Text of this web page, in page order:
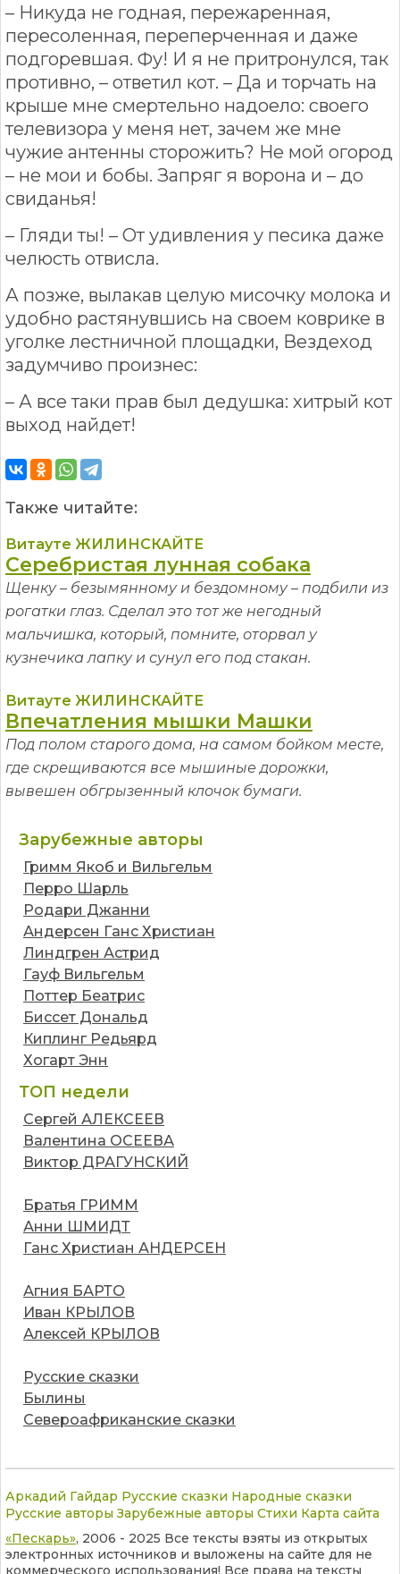
– Никуда не годная, пережаренная,
пересоленная, переперченная и даже
подгоревшая. Фу! И я не притронулся, так
противно, – ответил кот. – Да и торчать на
крыше мне смертельно надоело: своего
телевизора у меня нет, зачем же мне
чужие антенны сторожить? Не мой огород
– не мои и бобы. Запряг я ворона и – до
свиданья!
– Гляди ты! – От удивления у песика даже
челюсть отвисла.
А позже, вылакав целую мисочку молока и
удобно растянувшись на своем коврике в
уголке лестничной площадки, Вездеход
задумчиво произнес:
– А все таки прав был дедушка: хитрый кот
выход найдет!
Также читайте:
Витауте ЖИЛИНСКАЙТЕ
Серебристая лунная собака
Щенку – безымянному и бездомному – подбили из
рогатки глаз. Сделал это тот же негодный
мальчишка, который, помните, оторвал у
кузнечика лапку и сунул его под стакан.
Витауте ЖИЛИНСКАЙТЕ
Впечатления мышки Машки
Под полом старого дома, на самом бойком месте,
где скрещиваются все мышиные дорожки,
вывешен обгрызенный клочок бумаги.
Зарубежные авторы
Гримм Якоб и Вильгельм
Перро Шарль
Родари Джанни
Андерсен Ганс Христиан
Линдгрен Астрид
Гауф Вильгельм
Поттер Беатрис
Биссет Дональд
Киплинг Редьярд
Хогарт Энн
ТОП недели
Сергей АЛЕКСЕЕВ
Валентина ОСЕЕВА
Виктор ДРАГУНСКИЙ
Братья ГРИММ
Анни ШМИДТ
Ганс Христиан АНДЕРСЕН
Агния БАРТО
Иван КРЫЛОВ
Алексей КРЫЛОВ
Русские сказки
Былины
Североафриканские сказки
Аркадий Гайдар Русские сказки Народные сказки
Русские авторы Зарубежные авторы Стихи Карта сайта
«Пескарь», 2006 - 2025 Все тексты взяты из открытых
электронных источников и выложены на сайте для не
коммерческого использования! Все права на тексты